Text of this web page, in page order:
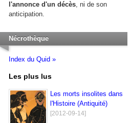
l'annonce d'un décès, ni de son
anticipation.
Nécrothèque
Index du Quid »
Les plus lus
Les morts insolites dans
l'Histoire (Antiquité)
[2012-09-14]